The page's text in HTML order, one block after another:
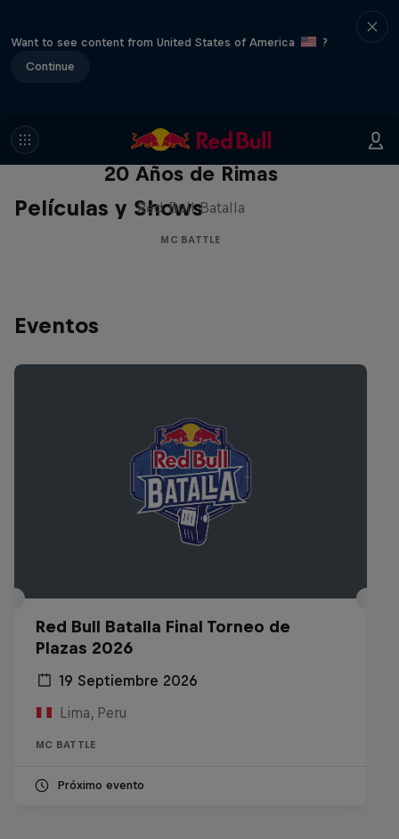
Want to see content from United States of America
?
Continue
Películas y Shows
Red Bull Batalla Nueva Historia:
20 Años de Rimas
Red Bull Batalla
MC BATTLE
Eventos
Red Bull Batalla Final Torneo de
Plazas 2026
19 Septiembre 2026
Lima, Peru
MC BATTLE
Próximo evento